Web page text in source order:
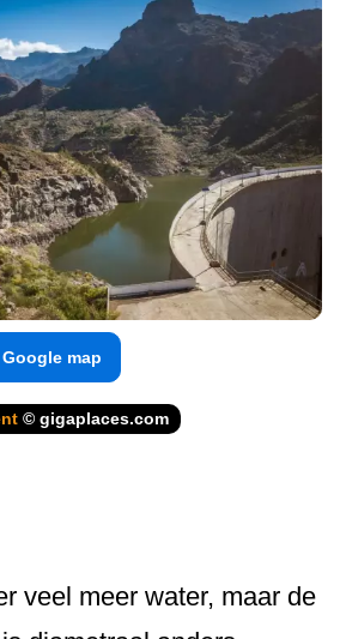
map
© gigaplaces.com
veel meer water, maar de